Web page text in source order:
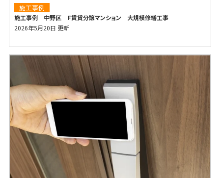
施工事例
施工事例 中野区 Ｆ賃貸分譲マンション 大規模修繕工事
2026年5月20日 更新